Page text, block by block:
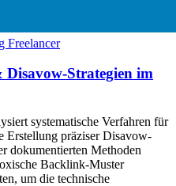
Freelancer
Strategien im
systematische Verfahren für
Erstellung präziser Disavow-
dokumentierten Methoden
Backlink-Muster
um die technische